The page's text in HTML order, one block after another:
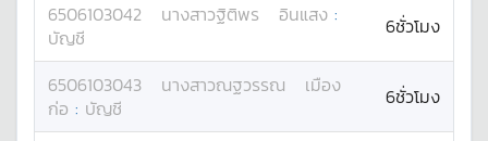
6506103042 นางสาวฐิติพร อินแสง :
บัญชี
6ชั่วโมง
6506103043 นางสาวณฐวรรณ
เมือง
ก่อ : บัญชี 6ชั่วโมง